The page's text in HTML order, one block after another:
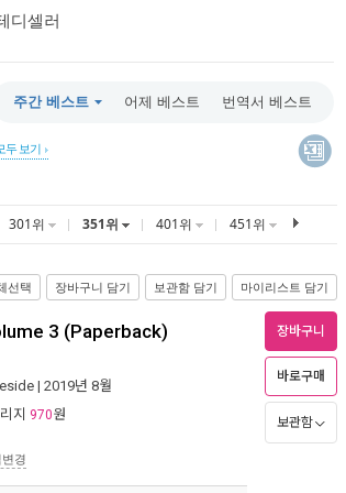
디셀러
주간 베스트 어제 베스트 번역서 베스트
두 보기
301위 351위 401위 451위
선택 장바구니 담기 보관함 담기 마이리스트 담기
3 (Paperback)
| 2019년 8월
지 970원
변경
장바구니
바로구매
보관함